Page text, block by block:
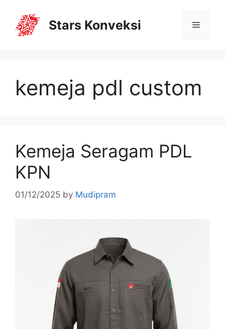
Stars Konveksi
kemeja pdl custom
Kemeja Seragam PDL
KPN
01/12/2025 by Mudipram